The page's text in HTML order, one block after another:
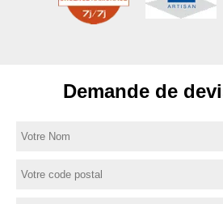
Demande de